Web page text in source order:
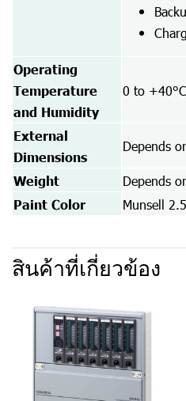
Operating
Temperature
and Humidity
0 to
External
Dimensions
Depends
Weight Depends
Paint Color Munsell
สินค้าที่เกี่ยวข้อง